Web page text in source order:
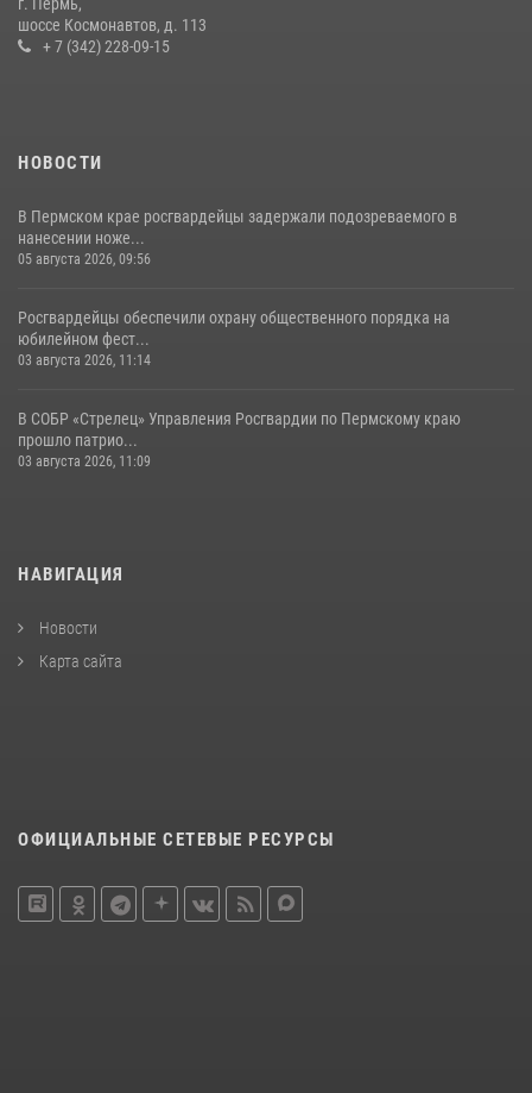
В Пермском крае росгвардейцы приняли участие в ярмарке
вакансий
шоссе Космонавтов, д. 113
+ 7 (342) 228-09-15
НОВОСТИ
В Пермском крае росгвардейцы задержали подозреваемого в
нанесении ноже...
05 августа 2026, 09:56
Росгвардейцы обеспечили охрану общественного порядка на
юбилейном фест...
03 августа 2026, 11:14
В СОБР «Стрелец» Управления Росгвардии по Пермскому краю
прошло патрио...
03 августа 2026, 11:09
НАВИГАЦИЯ
Новости
Карта сайта
ОФИЦИАЛЬНЫЕ СЕТЕВЫЕ РЕСУРСЫ